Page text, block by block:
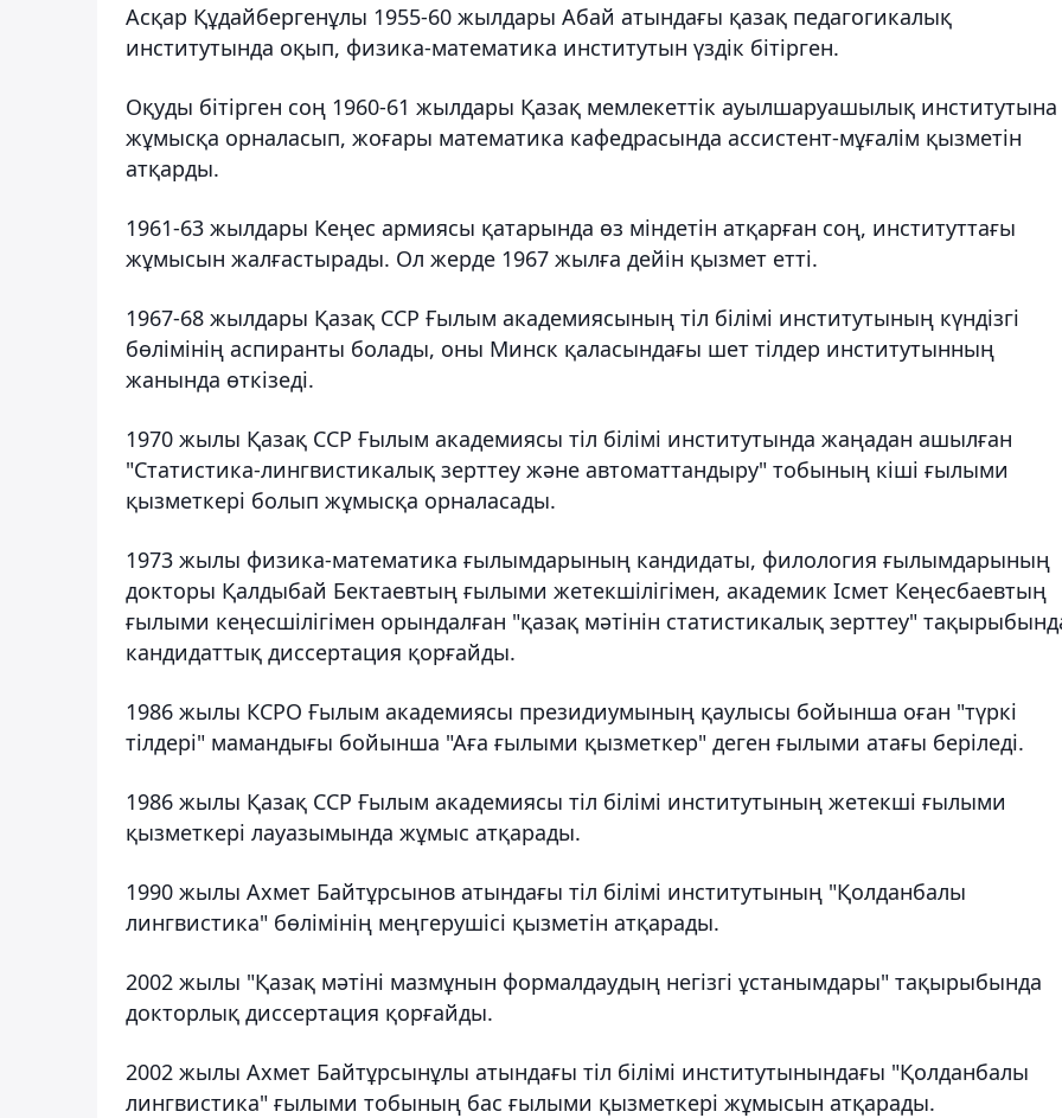
Асқар Құдайбергенұлы 1955-60 жылдары Абай атындағы қазақ педагогикалық
институтында оқып, физика-математика институтын үздік бітірген.
Оқуды бітірген соң 1960-61 жылдары Қазақ мемлекеттік ауылшаруашылық институтына
жұмысқа орналасып, жоғары математика кафедрасында ассистент-мұғалім қызметін
атқарды.
1961-63 жылдары Кеңес армиясы қатарында өз міндетін атқарған соң, институттағы
жұмысын жалғастырады. Ол жерде 1967 жылға дейін қызмет етті.
1967-68 жылдары Қазақ ССР Ғылым академиясының тіл білімі институтының күндізгі
бөлімінің аспиранты болады, оны Минск қаласындағы шет тілдер институтынның
жанында өткізеді.
1970 жылы Қазақ ССР Ғылым академиясы тіл білімі институтында жаңадан ашылған
"Статистика-лингвистикалық зерттеу және автоматтандыру" тобының кіші ғылыми
қызметкері болып жұмысқа орналасады.
1973 жылы физика-математика ғылымдарының кандидаты, филология ғылымдарының
докторы Қалдыбай Бектаевтың ғылыми жетекшілігімен, академик Ісмет Кеңесбаевтың
ғылыми кеңесшілігімен орындалған "қазақ мәтінін статистикалық зерттеу"
кандидаттық диссертация қорғайды.
1986 жылы КСРО Ғылым академиясы президиумының қаулысы бойынша оған "түркі
тілдері" мамандығы бойынша "Аға ғылыми қызметкер" деген ғылыми атағы беріледі.
1986 жылы Қазақ ССР Ғылым академиясы тіл білімі институтының жетекші ғылыми
қызметкері лауазымында жұмыс атқарады.
1990 жылы Ахмет Байтұрсынов атындағы тіл білімі институтының "Қолданбалы
лингвистика" бөлімінің меңгерушісі қызметін атқарады.
2002 жылы "Қазақ мәтіні мазмұнын формалдаудың негізгі ұстанымдары" тақырыбында
докторлық диссертация қорғайды.
2002 жылы Ахмет Байтұрсынұлы атындағы тіл білімі институтынындағы "Қолданбалы
лингвистика" ғылыми тобының бас ғылыми қызметкері жұмысын атқарады.